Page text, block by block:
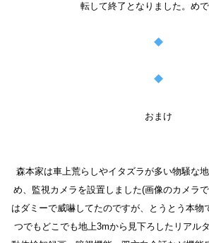
転して終了となりました。めで
おまけ
森本家は車上荒らしやイタズラが多い物騒な
め、監視カメラを設置しました(画像のカメラ
はダミーで威嚇してたのですが、とうとう本物
つでもどこでも地上3mから見下ろしたリアル